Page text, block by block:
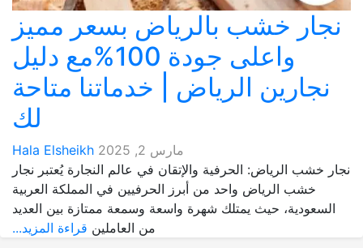
نجار خشب بالرياض بسعر مميز
واعلى جودة 100%مع دليل
نجارين الرياض | خدماتنا متاحة
لك
مارس 2, 2025
Hala Elsheikh
نجار خشب الرياض: الحرفية والإتقان في عالم النجارة يُعتبر نجار
خشب الرياض واحد من أبرز الحرفيين في المملكة العربية
السعودية، حيث يمتلك شهرة واسعة وسمعة ممتازة بين العديد
من العاملين قراءة المزيد...